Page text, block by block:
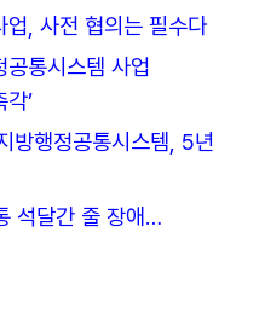
, 사전 협의는 필수다
통시스템 사업
’
행정공통시스템, 5년
석달간 줄 장애…